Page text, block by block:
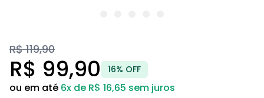
R$ 119,90
R$ 99,90 16% OFF
ou em até 6x de R$ 16,65 sem juros